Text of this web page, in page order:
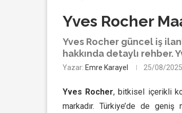
Yves Rocher
Yves Rocher güncel iş
hakkında detaylı rehber.
Yazar: Emre Karayel 25/08/2025
Yves Rocher, bitkisel içerikli
markadır. Türkiye’de de